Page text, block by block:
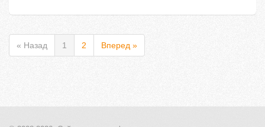
« Назад 1 2 Вперед »